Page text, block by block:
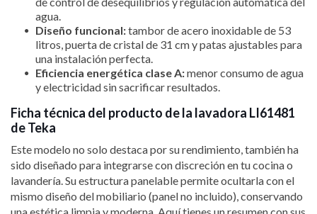
agua.
Diseño funcional:tambor de acero inoxidable de 53
litros, puerta de cristal de 31 cm y patas ajustables para
una instalación perfecta.
Eficiencia energética clase A:menor consumo de agua
y electricidad sin sacrificar resultados.
Ficha técnica del producto de la lavadora LI61481
de Teka
Este modelo no solo destaca por su rendimiento, también ha
sido diseñado para integrarse con discreción en tu cocina o
lavandería. Su estructura panelable permite ocultarla con el
mismo diseño del mobiliario (panel no incluido), conservando